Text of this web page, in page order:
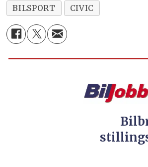
BILSPORT
CIVIC